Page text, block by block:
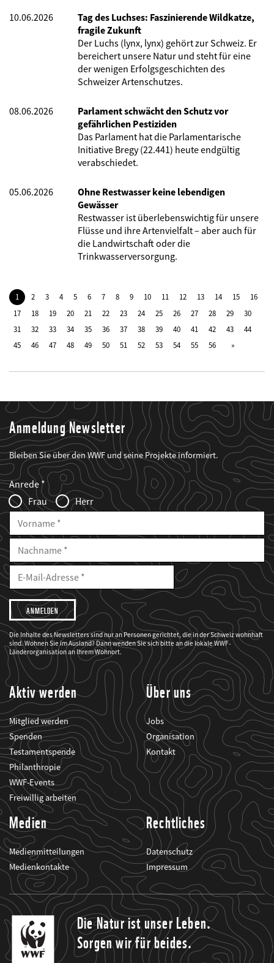
10.06.2026
Tag des Luchses: Faszinierende Wildkatze,
fragile Zukunft
Der Luchs (lynx, lynx) gehört zur Schweiz. Er
bereichert unsere Natur und steht für eine
der wenigen Erfolgsgeschichten des
Schweizer Artenschutzes.
08.06.2026
Parlament schwächt den Schutz vor
gefährlichen Pestiziden
Das Parlament hat die Parlamentarische
Initiative Bregy (22.441) heute endgültig
verabschiedet.
05.06.2026
Ohne Restwasser keine lebendigen
Gewässer
Restwasser ist überlebenswichtig für unsere
Flüsse und ihre Artenvielfalt – aber auch für
die Landwirtschaft oder die
Trinkwasserversorgung.
1 2 3 4 5 6 7 8 9 10 11 12 13 14 15
16
17
18 19 20 21 22 23 24 25 26 27 28 29
30
31
32 33 34 35 36 37 38 39 40 41 42 43
44
45
46 47 48 49 50 51 52 53 54 55 56
Anmeldung Newsletter
Bleiben Sie über den WWF und seine Projekte informiert.
Web2Case
Infofelder
Fieldset
anrede_name
Anrede
Frau
Herr
Vorname
Nachname
E-
Mailadresse
E-
Adresse
Ich
möchte,
dass
der
WWF
mich
über
seine
Projekte
informiert.
Die Inhalte des Newsletters sind nur an Personen gerichtet, die in der Schweiz wohnhaft
sind. Wohnen Sie im Ausland? Dann wenden Sie sich bitte an die lokale WWF-
Länderorganisation an Ihrem Wohnort.
Aktiv werden
Mitglied werden
Spenden
Testamentspende
Philanthropie
WWF-Events
Freiwillig arbeiten
Über uns
Jobs
Organisation
Kontakt
Medien
Medienmitteilungen
Medienkontakte
Rechtliches
Datenschutz
Impressum
Die Natur ist unser Leben.
Sorgen wir für beides.